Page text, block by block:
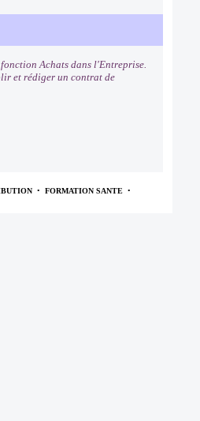
Achats dans l'Entreprise.
et rédiger un contrat de
• FORMATION SANTE •